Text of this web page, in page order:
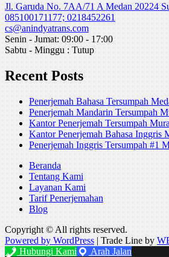
Jl. Garuda No. 7AA/71 A Medan 20224
085100171177; 0218452261
cs@anindyatrans.com
Senin - Jumat: 09:00 - 17:00
Sabtu - Minggu : Tutup
Recent Posts
Penerjemah Bahasa Tersumpah
Penerjemah Mandarin Tersumpah
Kantor Penerjemah Tersumpah
Kantor Penerjemah Bahasa Inggris
Penerjemah Inggris Tersumpah #1
Beranda
Tentang Kami
Layanan Kami
Tarif Penerjemahan
Blog
Copyright © All rights reserved.
Powered by WordPress |Trade Line by
Hubungi Kami
Arah Jalan